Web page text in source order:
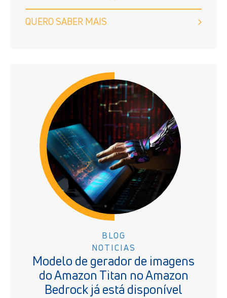
QUERO SABER MAIS
BLOG
NOTICIAS
Modelo de gerador de imagens
do Amazon Titan no Amazon
Bedrock já está disponível